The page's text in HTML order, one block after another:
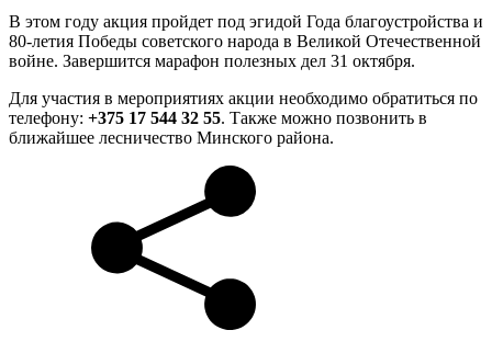
В этом году акция пройдет под эгидой Года благоустройства и
80-летия Победы советского народа в Великой Отечественной
войне. Завершится марафон полезных дел 31 октября.
Для участия в мероприятиях акции необходимо обратиться по
телефону: +375 17 544 32 55. Также можно позвонить в
ближайшее лесничество Минского района.